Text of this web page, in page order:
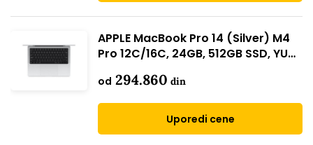
APPLE MacBook Pro 14 (Silver) M4
Pro 12C/16C, 24GB, 512GB SSD, YU
od 294.860 din
Uporedi cene